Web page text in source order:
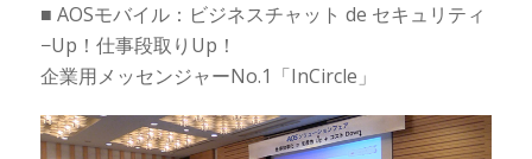
■ AOSモバイル：ビジネスチャット de セキュリティ
−Up！仕事段取りUp！
企業用メッセンジャーNo.1「InCircle」